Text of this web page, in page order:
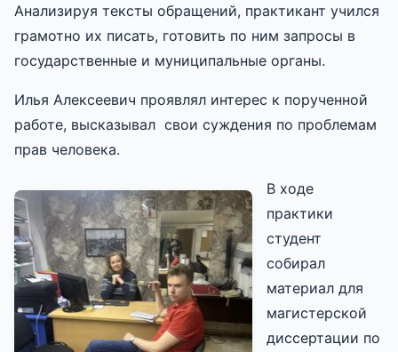
Анализируя тексты обращений, практикант учился
грамотно их писать, готовить по ним запросы в
государственные и муниципальные органы.
Илья Алексеевич проявлял интерес к порученной
работе, высказывал свои суждения по проблемам
прав человека.
В ходе
практики
студент
собирал
материал для
магистерской
диссертации по